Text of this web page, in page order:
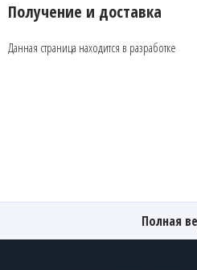
Получение и доставка
Данная страница находится в разработке
Полная